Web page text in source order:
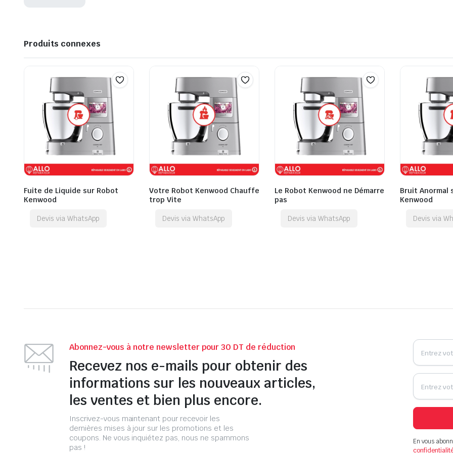
Produits connexes
Fuite de Liquide sur Robot
Kenwood
Devis via WhatsApp
Votre Robot Kenwood Chauffe
trop Vite
Devis via WhatsApp
Le Robot Kenwood ne Démarre
pas
Devis via WhatsApp
Bruit Anormal
Kenwood
Devis via
Abonnez-vous à notre newsletter pour 30 DT de réduction
Recevez nos e-mails pour obtenir des
informations sur les nouveaux articles,
les ventes et bien plus encore.
Inscrivez-vous maintenant pour recevoir les
dernières mises à jour sur les promotions et les
coupons. Ne vous inquiétez pas, nous ne spammons
pas !
En vous